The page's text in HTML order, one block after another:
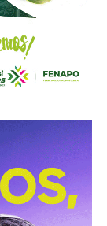
las
de seis
sanción
de Justicia
denunciar